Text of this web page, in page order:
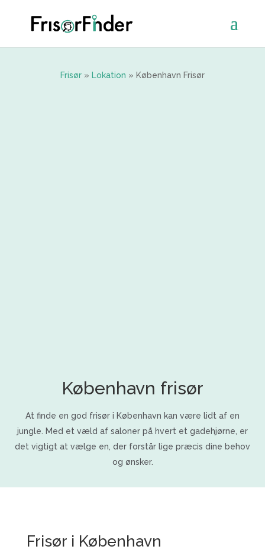
Frisør » Lokation » København Frisør
København frisør
At finde en god frisør i København kan være lidt af en
jungle. Med et væld af saloner på hvert et gadehjørne, er
det vigtigt at vælge en, der forstår lige præcis dine behov
og ønsker.
Frisør i København